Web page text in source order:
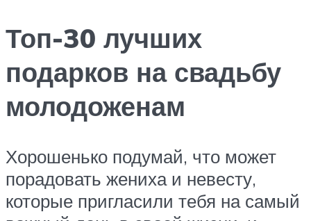
Топ-30 лучших
подарков на свадьбу
молодоженам
Хорошенько подумай, что может
порадовать жениха и невесту,
которые пригласили тебя на самый